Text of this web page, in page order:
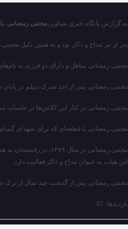
به گزارش پایگاه خبری شباویز،مجتبی رمضانی
پدر او نیز مداح و ذاکر بود و به همین دلیل
مجتبی رمضانی متاهل و دارای دو فرزند به
مجتبی رمضانی پس از اخذ مدرک دیپلم در پایان
مجتبی رمضانی در کنار این کلاس‌ها در جلسات
مجتبی رمضانی با قطعه‌ای که برای شهدای
این هیات به عنوان مداح و ذاکر فعالیت دارد.
مجتبی رمضانی پس از گذشت چند سال از ترک
بازدیدها: 67